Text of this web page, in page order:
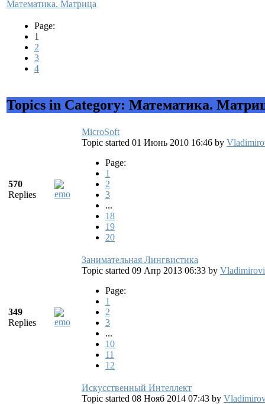
Математика. Матрица
Page:
1
2
3
4
Topics in Category: Математика.
570
Replies
MicroSoft
Topic started 01 Июнь 2010 16:46 by
Page:
1
2
3
...
18
19
20
349
Replies
Занимательная Лингвистика
Topic started 09 Апр 2013 06:33 by
Page:
1
2
3
...
10
11
12
Искусственный Интеллект
Topic started 08 Нояб 2014 07:43 by